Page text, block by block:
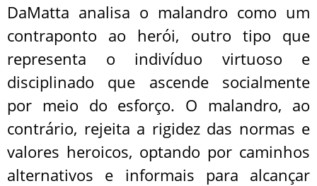
DaMatta analisa o malandro como um
contraponto ao herói, outro tipo que
representa o indivíduo virtuoso e
disciplinado que ascende socialmente
por meio do esforço. O malandro, ao
contrário, rejeita a rigidez das normas e
valores heroicos, optando por caminhos
alternativos e informais para alcançar